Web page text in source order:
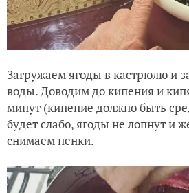
Загружаем ягоды в кастрюлю и
воды. Доводим до кипения и
минут (кипение должно быть
будет слабо, ягоды не лопнут и
снимаем пенки.